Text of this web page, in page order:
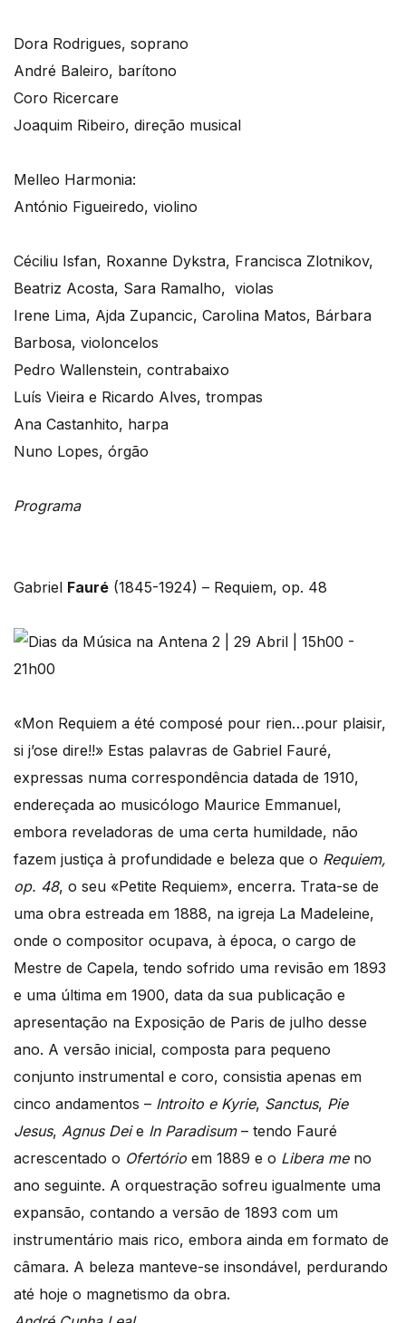
Dora Rodrigues, soprano
André Baleiro, barítono
Coro Ricercare
Joaquim Ribeiro, direção musical
Melleo Harmonia:
António Figueiredo, violino
Céciliu Isfan, Roxanne Dykstra, Francisca Zlotnikov,
Beatriz Acosta, Sara Ramalho, violas
Irene Lima, Ajda Zupancic, Carolina Matos, Bárbara
Barbosa, violoncelos
Pedro Wallenstein, contrabaixo
Luís Vieira e Ricardo Alves, trompas
Ana Castanhito, harpa
Nuno Lopes, órgão
Programa
Gabriel Fauré (1845-1924) – Requiem, op. 48
«Mon Requiem a été composé pour rien…pour plaisir,
si j’ose dire!!» Estas palavras de Gabriel Fauré,
expressas numa correspondência datada de 1910,
endereçada ao musicólogo Maurice Emmanuel,
embora reveladoras de uma certa humildade, não
fazem justiça à profundidade e beleza que o Requiem,
op. 48, o seu «Petite Requiem», encerra. Trata-se de
uma obra estreada em 1888, na igreja La Madeleine,
onde o compositor ocupava, à época, o cargo de
Mestre de Capela, tendo sofrido uma revisão em 1893
e uma última em 1900, data da sua publicação e
apresentação na Exposição de Paris de julho desse
ano. A versão inicial, composta para pequeno
conjunto instrumental e coro, consistia apenas em
cinco andamentos – Introito e Kyrie, Sanctus, Pie
Jesus, Agnus Deie In Paradisum– tendo Fauré
acrescentado o Ofertório em 1889 e o Libera meno
ano seguinte. A orquestração sofreu igualmente uma
expansão, contando a versão de 1893 com um
instrumentário mais rico, embora ainda em formato de
câmara. A beleza manteve-se insondável, perdurando
até hoje o magnetismo da obra.